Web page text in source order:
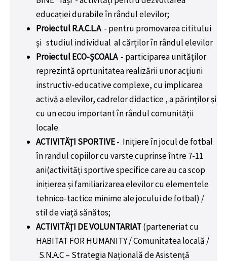
educației durabile în rândul elevilor;
Proiectul R.A.C.L.A - pentru promovarea cititului
și studiul individual al cărților în rândul elevilor
Proiectul ECO-ȘCOALA - participarea unităților
reprezintă oprtunitatea realizării unor acțiuni
instructiv-educative complexe, cu implicarea
activă a elevilor, cadrelor didactice , a părinților și
cu un ecou important în rândul comunității
locale.
ACTIVITĂȚI SPORTIVE- Inițiere în jocul de fotbal
în randul copiilor cu varste cuprinse între 7-11
ani(activități sportive specifice care au ca scop
inițierea și familiarizarea elevilor cu elementele
tehnico-tactice minime ale jocului de fotbal) /
stil de viață sănătos;
ACTIVITĂȚI DE VOLUNTARIAT(parteneriat cu
HABITAT FOR HUMANITY / Comunitatea locală /
S.N.A.C – Strategia Națională de Asistență